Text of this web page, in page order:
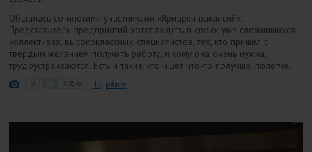
Общалась со многими участниками «Ярмарки вакансий».
Представители предприятий хотят видеть в своих уже сложившихся
коллективах, высококлассных специалистов, тех, кто пришел с
твердым желанием получить работу, и кому она очень нужна,
трудоустраиваются. Есть и такие, кто ищет что-то получше, полегче.
0 3056 Подробнее